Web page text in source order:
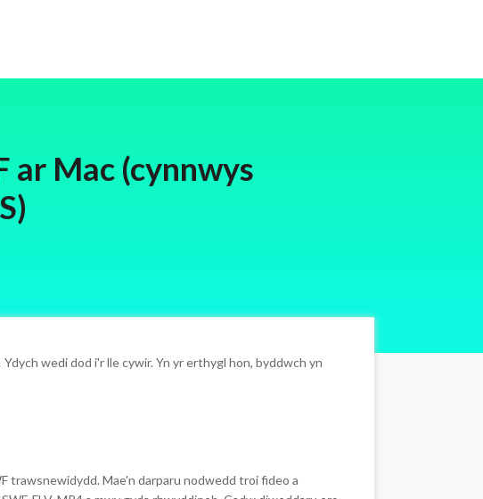
ar Mac (cynnwys
wedi dod i'r lle cywir. Yn yr erthygl hon, byddwch yn
trawsnewidydd. Mae'n darparu nodwedd troi fideo a